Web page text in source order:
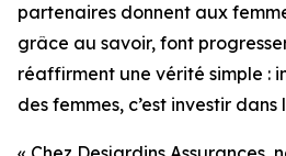
partenaires donnent aux
grâce au savoir, font
réaffirment une vérité simple :
des femmes, c’est investir